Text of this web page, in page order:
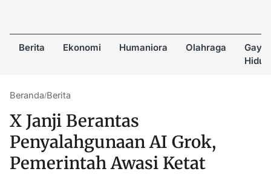
Berita Ekonomi Humaniora Olahraga
Gaya
Hidup
Beranda/Berita
X Janji Berantas
Penyalahgunaan AI Grok,
Pemerintah Awasi Ketat